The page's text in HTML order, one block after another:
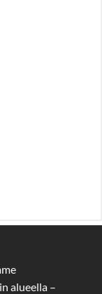
alueella –